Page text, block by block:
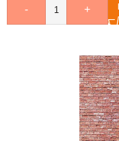
- +